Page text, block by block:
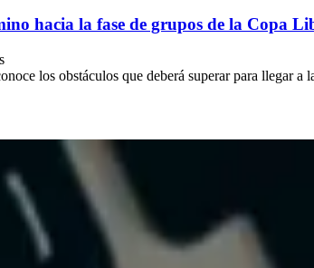
hacia la fase de grupos de la Copa
los obstáculos que deberá superar para llegar a